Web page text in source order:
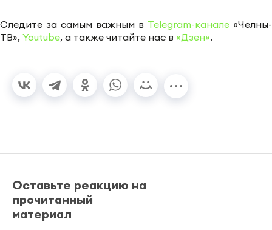
Следите за самым важным в Telegram-канале «Челны-
ТВ», Youtube, а также читайте нас в «Дзен».
Оставьте реакцию на
прочитанный
материал